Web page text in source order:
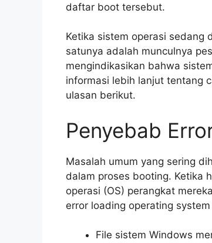
daftar boot tersebut.
Ketika sistem operasi sedang
satunya adalah munculnya
mengindikasikan bahwa
informasi lebih lanjut tentang
ulasan berikut.
Penyebab
Masalah umum yang sering
dalam proses booting. Ketika
operasi (OS) perangkat
error loading operating
File sistem Windows